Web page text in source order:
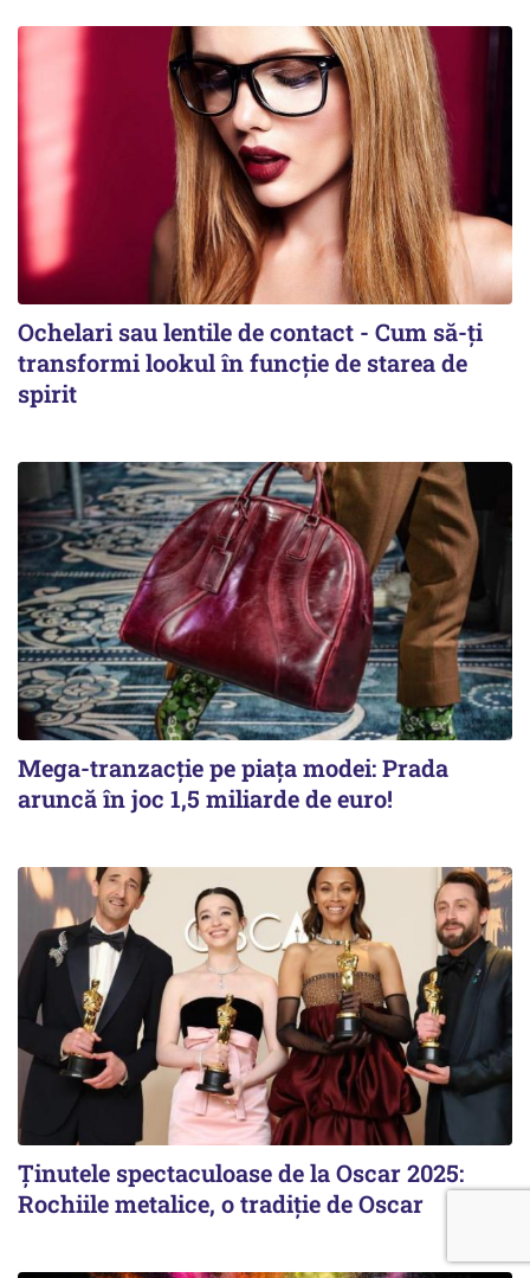
Ochelari sau lentile de contact - Cum să-ți
transformi lookul în funcție de starea de
spirit
Mega-tranzacție pe piața modei: Prada
aruncă în joc 1,5 miliarde de euro!
Ținutele spectaculoase de la Oscar 2025:
Rochiile metalice, o tradiție de Oscar